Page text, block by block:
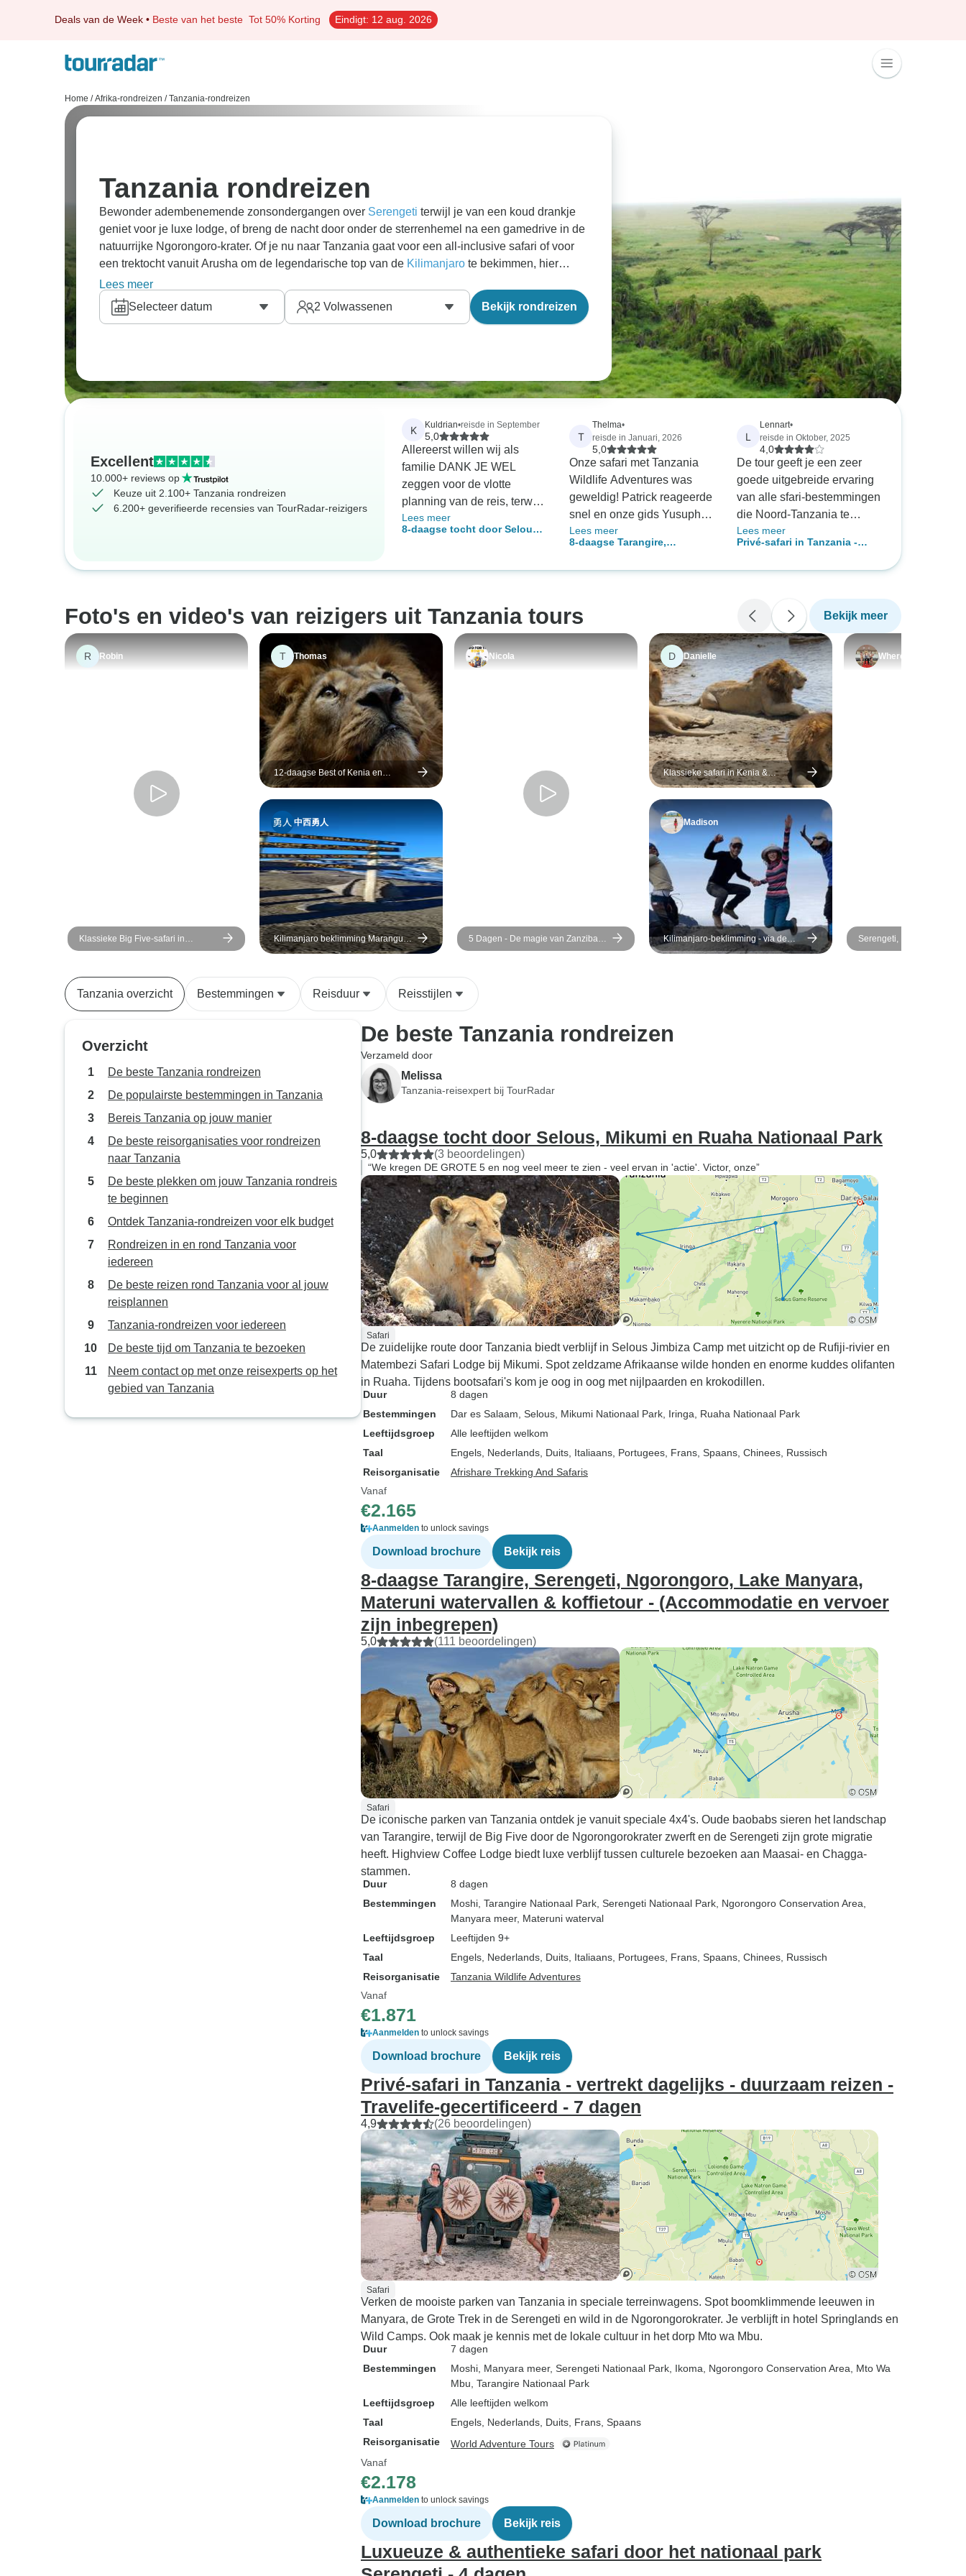
Deals van de Week • Beste van het beste Tot 50% Korting Eindigt: 12 aug. 2026
Home / Afrika-rondreizen / Tanzania-rondreizen
Tanzania rondreizen
Bewonder adembenemende zonsondergangen over Serengeti terwijl je van een koud drankje
geniet voor je luxe lodge, of breng de nacht door onder de sterrenhemel na een gamedrive in de
natuurrijke Ngorongoro-krater. Of je nu naar Tanzania gaat voor een all-inclusive safari of voor
een trektocht vanuit Arusha om de legendarische top van de Kilimanjaro te bekimmen, hier
ervaar je natuurlijke wonderen van heel dichtbij. Volg de Great Rift Valley vanuit Kenia op zoek
naar de Big Five, of sluit je Afrikaanse avontuur af met een paar ontspannen dagen op de witte
zandstranden van
. Puur geluk!
Lees meer
Selecteer datum
2 Volwassenen Bekijk rondreizen
Excellent
10.000+ reviews op
Keuze uit 2.100+ Tanzania rondreizen
6.200+ geverifieerde recensies van TourRadar-reizigers
K Kuldrian•reisde in September
5,0
Allereerst willen wij als
familie DANK JE WEL
zeggen voor de vlotte
planning van de reis, terwijl
je ook rekening hield met
alle verzoeken die we
via e-mail verbonden waren,
niet van jullie verwijderd.
Heel goed management en
ondersteuning wanneer dat
nodig was. We hebben
nooit ergens om hoeven
vragen. Ten tweede
bedanken we uit de grond
van ons hart alle
medewerkers met wie we
hebben samengewerkt,
vooral onze gids Peter die
ons had rondgeleid en de
mooiste plekjes had
aangewezen om van de
safari te genieten.
Lees meer
8-daagse tocht door Selous,
T
Thelma•
reisde in Januari, 2026
5,0
Onze safari met Tanzania
Wildlife Adventures was
geweldig! Patrick reageerde
snel en onze gids Yusuph
was vriendelijk en
deskundig. We hebben
Ngorongoro. De lodges,
vooral Serengeti Safari
Lodge, waren top.
Onvergetelijke reis!
Lees meer
8-daagse Tarangire,
Manyara, Materuni
zijn inbegrepen)
L
Lennart•
reisde in Oktober, 2025
4,0
De tour geeft je een zeer
goede uitgebreide ervaring
van alle sfari-bestemmingen
die Noord-Tanzania te
bieden heeft. Ik heb veel
geweldige ervaringen
doen dat ook zullen doen.
Het was zo spannend dat
het voelt alsof het al drie
weken geleden is en ik zou
nog steeds willen dat vooral
de tijd in Serengeti langer
was geweest.
Lees meer
Privé-safari in Tanzania -
reizen - Travelife-
Foto's en video's van reizigers uit Tanzania tours Bekijk meer
R Robin
Klassieke Big Five-safari in
Tanzania – duurzame
T Thomas
12-daagse Best of Kenia en
Tanzania Luxe Lodge Safari
中西勇人
Kilimanjaro beklimming Marangu
Route 5 dagen
Nicola
5 Dagen - De magie van Zanzibar
ontdekken
D Danielle
Klassieke safari in Kenia &
Tanzania - twee vliegen in één klap
- duurzaam reizen
Madison
Kilimanjaro-beklimming - via de
Lemosho-route - 10 dagen
Where
Serengeti, Ngorongoro &
- incl. de Materuni-
Tanzania overzicht Bestemmingen Reisduur Reisstijlen
Overzicht
De beste Tanzania rondreizen
De populairste bestemmingen in Tanzania
Bereis Tanzania op jouw manier
De beste reisorganisaties voor rondreizen
naar Tanzania
De beste plekken om jouw Tanzania rondreis
te beginnen
Ontdek Tanzania-rondreizen voor elk budget
Rondreizen in en rond Tanzania voor
iedereen
De beste reizen rond Tanzania voor al jouw
reisplannen
Tanzania-rondreizen voor iedereen
De beste tijd om Tanzania te bezoeken
Neem contact op met onze reisexperts op het
gebied van Tanzania
De beste Tanzania rondreizen
Verzameld door
Melissa
Tanzania-reisexpert bij TourRadar
8-daagse tocht door Selous, Mikumi en Ruaha Nationaal Park
5,0 (3 beoordelingen)
“We kregen DE GROTE 5 en nog veel meer te zien - veel ervan in 'actie'. Victor, onze”
Safari
De zuidelijke route door Tanzania biedt verblijf in Selous Jimbiza Camp met uitzicht op de Rufiji-rivier en
Matembezi Safari Lodge bij Mikumi. Spot zeldzame Afrikaanse wilde honden en enorme kuddes olifanten
in Ruaha. Tijdens bootsafari's kom je oog in oog met nijlpaarden en krokodillen.
Duur
8 dagen
Bestemmingen
Dar es Salaam , Selous , Mikumi Nationaal Park , Iringa , Ruaha Nationaal Park
Leeftijdsgroep
Alle leeftijden welkom
Taal
Engels, Nederlands, Duits, Italiaans, Portugees, Frans, Spaans, Chinees, Russisch
Reisorganisatie
Afrishare Trekking And Safaris
Vanaf
€2.165
Aanmelden to unlock savings
Download brochure Bekijk reis
8-daagse Tarangire, Serengeti, Ngorongoro, Lake Manyara,
Materuni watervallen & koffietour - (Accommodatie en vervoer
zijn inbegrepen)
5,0 (111 beoordelingen)
Safari
De iconische parken van Tanzania ontdek je vanuit speciale 4x4's. Oude baobabs sieren het landschap
van Tarangire, terwijl de Big Five door de Ngorongorokrater zwerft en de Serengeti zijn grote migratie
heeft. Highview Coffee Lodge biedt luxe verblijf tussen culturele bezoeken aan Maasai- en Chagga-
stammen.
Duur
8 dagen
Bestemmingen
Moshi , Tarangire Nationaal Park , Serengeti Nationaal Park , Ngorongoro Conservation Area
Manyara meer, Materuni waterval
Leeftijdsgroep
Leeftijden 9+
Taal
Engels, Nederlands, Duits, Italiaans, Portugees, Frans, Spaans, Chinees, Russisch
Reisorganisatie
Tanzania Wildlife Adventures
Vanaf
€1.871
Aanmelden to unlock savings
Download brochure Bekijk reis
Privé-safari in Tanzania - vertrekt dagelijks - duurzaam reizen -
Travelife-gecertificeerd - 7 dagen
4,9 (26 beoordelingen)
Safari
Verken de mooiste parken van Tanzania in speciale terreinwagens. Spot boomklimmende leeuwen in
Manyara, de Grote Trek in de Serengeti en wild in de Ngorongorokrater. Je verblijft in hotel Springlands en
Wild Camps. Ook maak je kennis met de lokale cultuur in het dorp Mto wa Mbu.
Duur
7 dagen
Bestemmingen
Moshi , Manyara meer, Serengeti Nationaal Park , Ikoma , Ngorongoro Conservation Area , Mto Wa
Mbu , Tarangire Nationaal Park
Leeftijdsgroep
Alle leeftijden welkom
Taal
Engels, Nederlands, Duits, Frans, Spaans
Reisorganisatie
World Adventure Tours
Vanaf
€2.178
Aanmelden to unlock savings
Download brochure Bekijk reis
Luxueuze & authentieke safari door het nationaal park